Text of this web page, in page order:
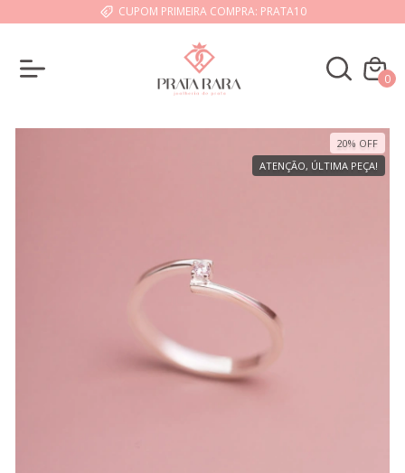
CUPOM PRIMEIRA COMPRA: PRATA10
0
20% OFF
ATENÇÃO, ÚLTIMA PEÇA!